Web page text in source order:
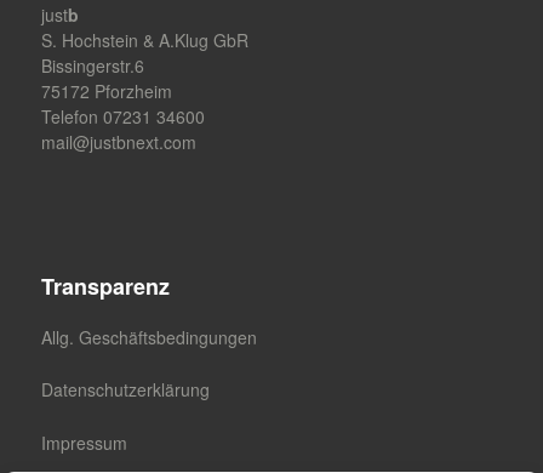
justb
S. Hochstein & A.Klug GbR
Bissingerstr.6
75172 Pforzheim
Telefon 07231 34600
mail@justbnext.com
Transparenz
Allg. Geschäftsbedingungen
Datenschutzerklärung
Impressum